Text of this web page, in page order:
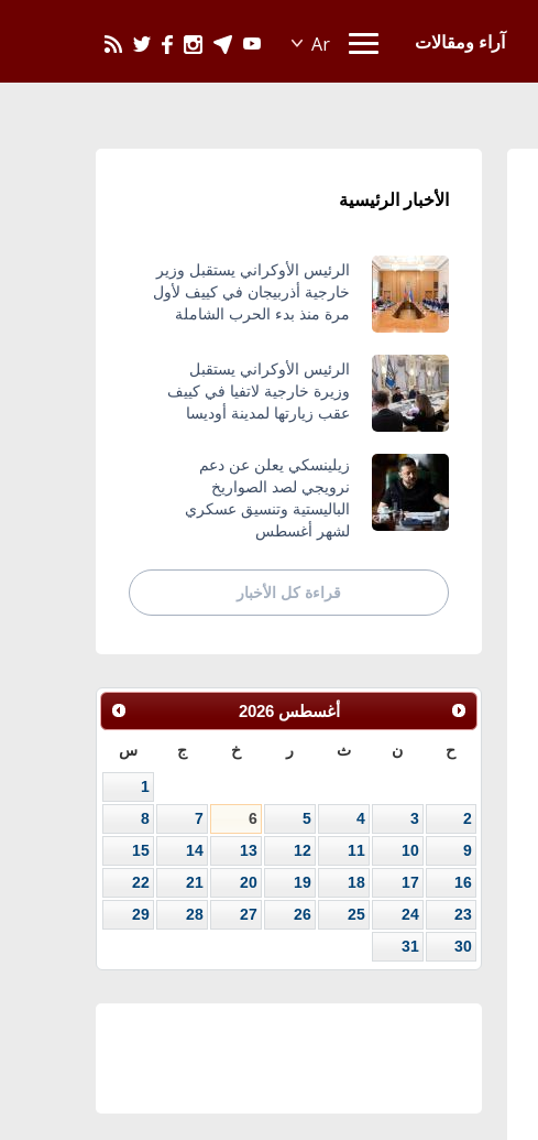
آراء ومقالات
الأخبار الرئيسية
الرئيس الأوكراني يستقبل وزير
خارجية أذربيجان في كييف لأول
مرة منذ بدء الحرب الشاملة
الرئيس الأوكراني يستقبل
وزيرة خارجية لاتفيا في كييف
عقب زيارتها لمدينة أوديسا
زيلينسكي يعلن عن دعم
نرويجي لصد الصواريخ
الباليستية وتنسيق عسكري
لشهر أغسطس
قراءة كل الأخبار
أغسطس 2026
ح ن ث ر خ ج س
1
2
3
4
5
6
7
8
9
10
11
12
13
14
15
16
17
18
19
20
21
22
23
24
25
26
27
28
29
30
31